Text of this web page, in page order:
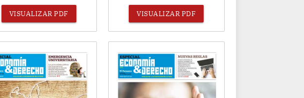
VISUALIZAR PDF VISUALIZAR PDF